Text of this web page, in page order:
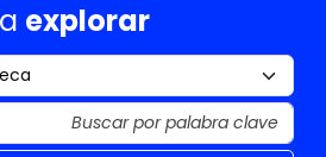
explorar